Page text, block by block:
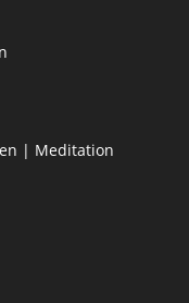
| Meditation